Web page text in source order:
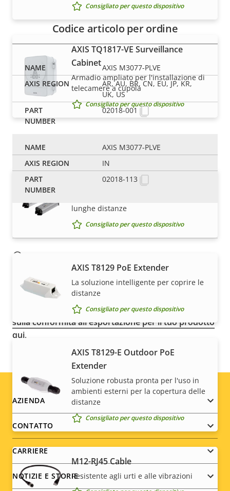
Consigliato per questo dispositivo
AXIS TQ1817-VE Surveillance
Cabinet
Armadio ampliato per l'installazione di
telecamere a cupola
Consigliato per questo dispositivo
Cavi e connettori
AXIS Long Range PoE Extender Kit
lunghe distanze
Consigliato per questo dispositivo
AXIS T8129 PoE Extender
La soluzione intelligente per coprire le
distanze
Consigliato per questo dispositivo
AXIS T8129-E Outdoor PoE
Extender
Soluzione robusta pronta per l'uso in
ambienti esterni per la copertura delle
distanze
Consigliato per questo dispositivo
M12-RJ45 Cable
Resistente agli urti e alle vibrazioni
Codice articolo per ordine
AXIS M3077-PLVE
AR, AU, BR, CN, EU, JP, KR,
UK, US
02018-001
AXIS M3077-PLVE
IN
02018-113
I dispositivi Axis possono essere soggetti alle
normative sul controllo delle esportazioni degli Stati
Uniti e dell'UE, oltre ad altre legislazioni nazionali sul
controllo delle esportazioni. Trovale informazioni
sulla conformità all'esportazione per il tuo prodotto
qui.
Footer
menu
AZIENDA
CONTATTO
CARRIERE
NOTIZIE E STORIE